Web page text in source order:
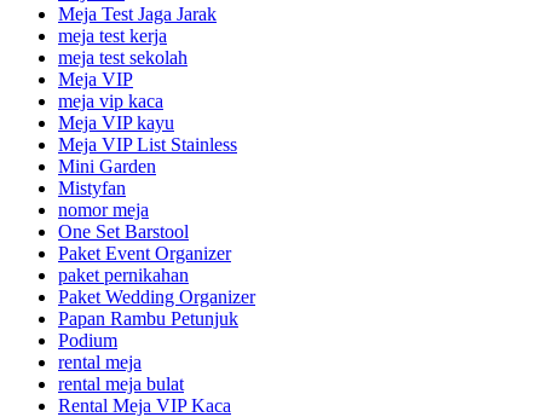
Meja Test Jaga Jarak
meja test kerja
meja test sekolah
Meja VIP
meja vip kaca
Meja VIP kayu
Meja VIP List Stainless
Mini Garden
Mistyfan
nomor meja
One Set Barstool
Paket Event Organizer
paket pernikahan
Paket Wedding Organizer
Papan Rambu Petunjuk
Podium
rental meja
rental meja bulat
Rental Meja VIP Kaca